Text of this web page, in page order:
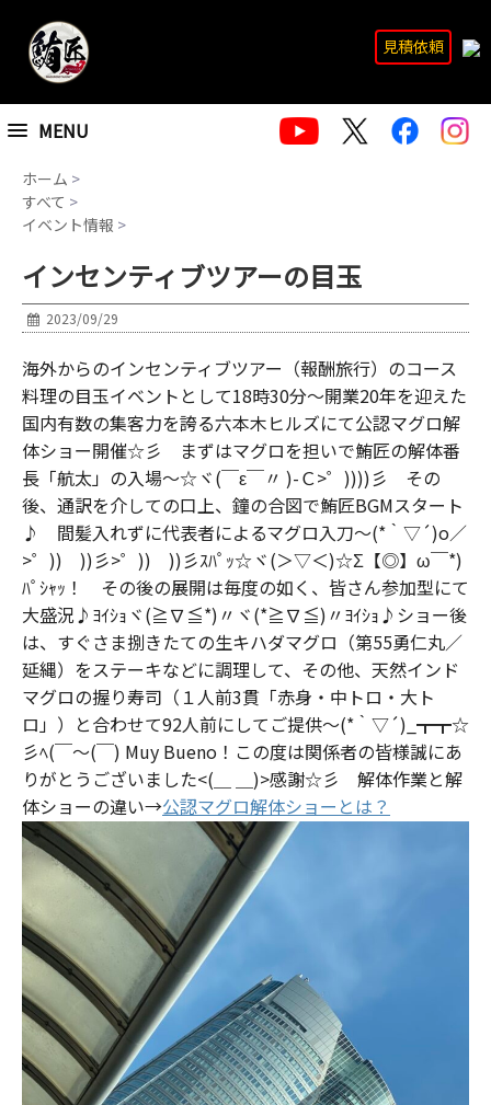
MENU
見積依頼
ホーム >
すべて >
イベント情報 >
インセンティブツアーの目玉
2023/09/29
海外からのインセンティブツアー（報酬旅行）のコース
料理の目玉イベントとして18時30分～開業20年を迎えた
国内有数の集客力を誇る六本木ヒルズにて公認マグロ解
体ショー開催☆彡 まずはマグロを担いで鮪匠の解体番
長「航太」の入場～☆ヾ(￣ε￣〃 )-Ｃ>゜))))彡 その
後、通訳を介しての口上、鐘の合図で鮪匠BGMスタート
♪ 間髪入れずに代表者によるマグロ入刀～(*｀▽´)o／
>゜)) ))彡>゜)) ))彡ｽﾊﾟｯ☆ヾ(＞▽＜)☆Σ【◎】ω￣*)
ﾊﾟｼｬｯ！ その後の展開は毎度の如く、皆さん参加型にて
大盛況♪ﾖｲｼｮヾ(≧∇≦*)〃ヾ(*≧∇≦)〃ﾖｲｼｮ♪ショー後
は、すぐさま捌きたての生キハダマグロ（第55勇仁丸／
延縄）をステーキなどに調理して、その他、天然インド
マグロの握り寿司（１人前3貫「赤身・中トロ・大ト
ロ」）と合わせて92人前にしてご提供～(*｀▽´)_┳┳☆
彡ﾍ(￣～(￣) Muy Bueno！この度は関係者の皆様誠にあ
りがとうございました<(＿ ＿)>感謝☆彡 解体作業と解
体ショーの違い→公認マグロ解体ショーとは？